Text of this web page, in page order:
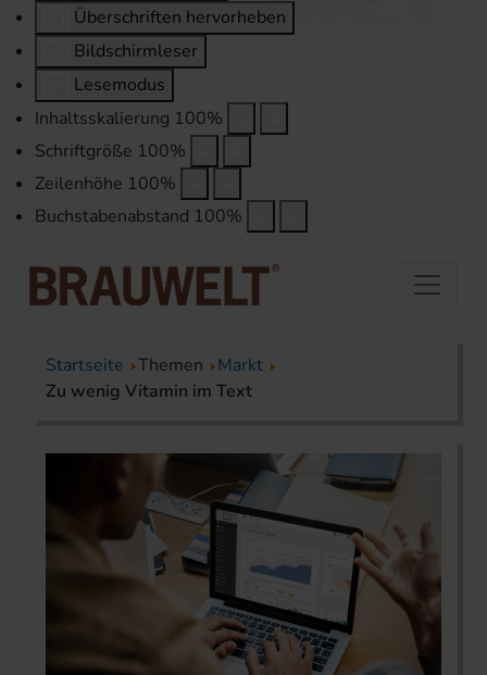
Überschriften hervorheben
Bildschirmleser
Lesemodus
Inhaltsskalierung 100%
Schriftgröße 100%
Zeilenhöhe 100%
Buchstabenabstand 100%
Startseite Themen
Markt
Zu wenig Vitamin im Text